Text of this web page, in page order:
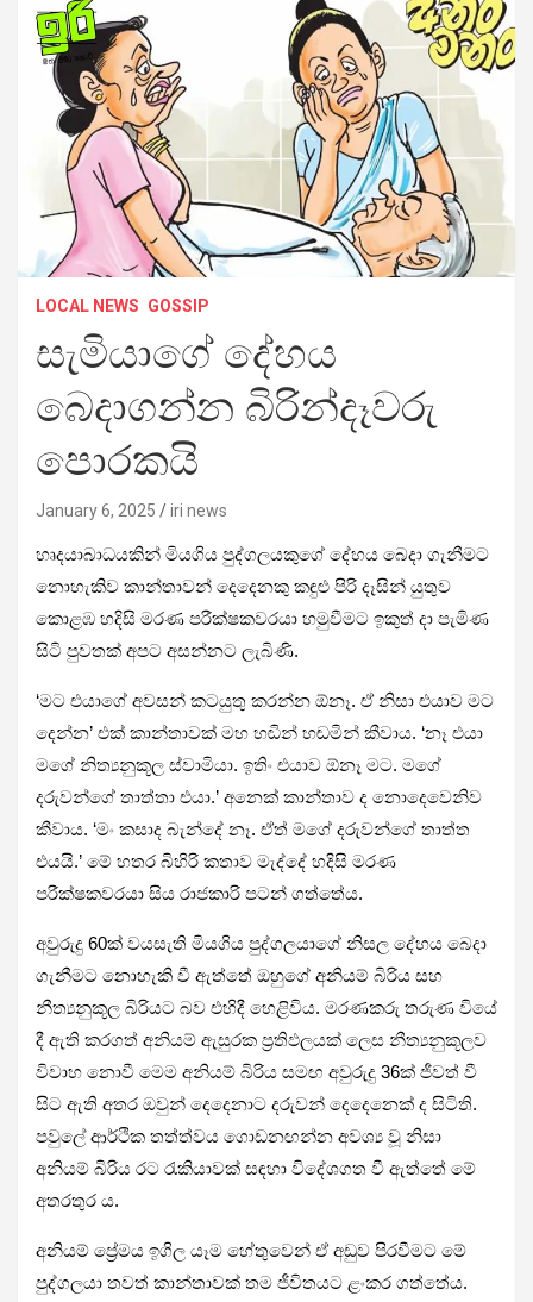
LOCAL NEWS GOSSIP
සැමියාගේ දේහය
බෙදාගන්න බිරින්දෑවරු
පොරකයි
January 6, 2025 iri news
හෘදයාබාධයකින් මියගිය පුද්ගලයකුගේ දේහය බෙදා ගැනීමට
නොහැකිව කාන්තාවන් දෙදෙනකු කඳුළු පිරි දෑසින් යුතුව
කොළඹ හදිසි මරණ පරීක්ෂකවරයා හමුවීමට ඉකුත් දා පැමිණ
සිටි පුවතක් අපට අසන්නට ලැබිණි.
‘මට එයාගේ අවසන් කටයුතු කරන්න ඕනෑ. ඒ නිසා එයාව මට
දෙන්න’ එක් කාන්තාවක් මහ හඬින් හඬමින් කීවාය. ‘නෑ එයා
මගේ නිත්‍යනුකූල ස්වාමියා. ඉතිං එයාව ඕනෑ මට. මගේ
දරුවන්ගේ තාත්තා එයා.’ අනෙක් කාන්තාව ද නොදෙවෙනිව
කීවාය. ‘මං කසාද බැන්දේ නෑ. ඒත් මගේ දරුවන්ගේ තාත්ත
එයයි.’ මේ හතර බිහිරි කතාව මැද්දේ හදිසි මරණ
පරීක්ෂකවරයා සිය රාජකාරි පටන් ගත්තේය.
අවුරුදු 60ක් වයසැති මියගිය පුද්ගලයාගේ නිසල දේහය බෙදා
ගැනීමට නොහැකි වී ඇත්තේ ඔහුගේ අනියම් බිරිය සහ
නීත්‍යනුකූල බිරියට බව එහිදී හෙළිවිය. මරණකරු තරුණ වියේ
දී ඇති කරගත් අනියම් ඇසුරක ප්‍රතිඵලයක් ලෙස නීත්‍යනුකූලව
විවාහ නොවී මෙම අනියම් බිරිය සමඟ අවුරුදු 36ක් ජීවත් වී
සිට ඇති අතර ඔවුන් දෙදෙනාට දරුවන් දෙදෙනෙක් ද සිටිති.
පවුලේ ආර්ථික තත්ත්වය ගොඩනඟන්න අවශ්‍ය වූ නිසා
අනියම් බිරිය රට රැකියාවක් සඳහා විදේශගත වී ඇත්තේ මේ
අතරතුර ය.
අනියම් ප්‍රේමය ඉගිල යෑම හේතුවෙන් ඒ අඩුව පිරවීමට මේ
පුද්ගලයා තවත් කාන්තාවක් තම ජීවිතයට ළංකර ගත්තේය.